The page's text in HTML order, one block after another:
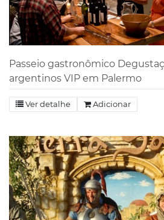
Passeio gastronômico
argentinos VIP em Palermo
Ver detalhe Adicionar